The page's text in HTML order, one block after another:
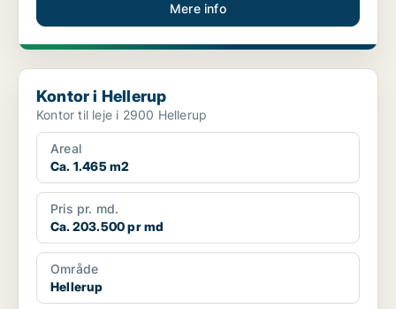
Mere info
Kontor i Hellerup
Kontor i Hellerup
Kontor til leje i 2900 Hellerup
Areal
Ca. 1.465 m2
Pris pr. md.
Ca. 203.500 pr md
Område
Hellerup